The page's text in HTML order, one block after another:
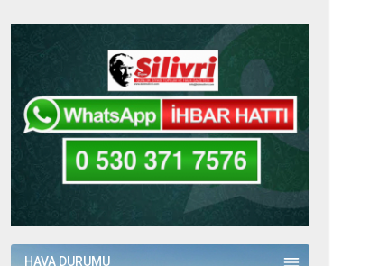
HAVA DURUMU